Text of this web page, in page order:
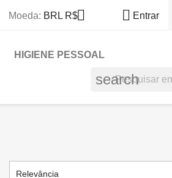
Moeda: BRL R$  Entrar
HIGIENE PESSOAL
search
Relevância